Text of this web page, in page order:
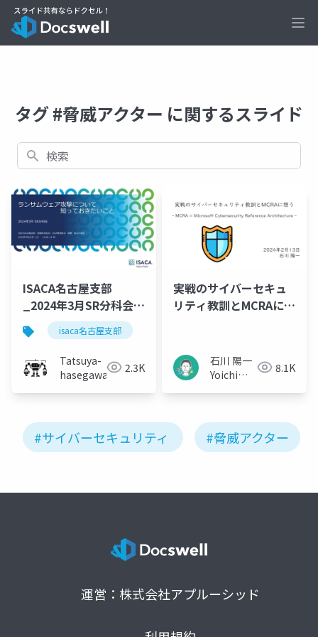
タグ #脅威アクター に関するスライド
検索
ISACA名古屋支部
_2024年3月SR分科会_
ランサムウェア攻撃
isaca名古屋支部
Tatsuya-
hasegawa
2.3K
実戦のサイバーセキュ
リティ教訓とMCRAに想
石川 陽一
Yoichi
8.1K
#サイバーセキュリティ #脅威アクター
運営：株式会社アプルーシッド